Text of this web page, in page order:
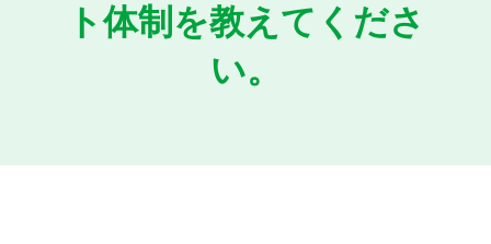
ト体制を教えてくださ
い。